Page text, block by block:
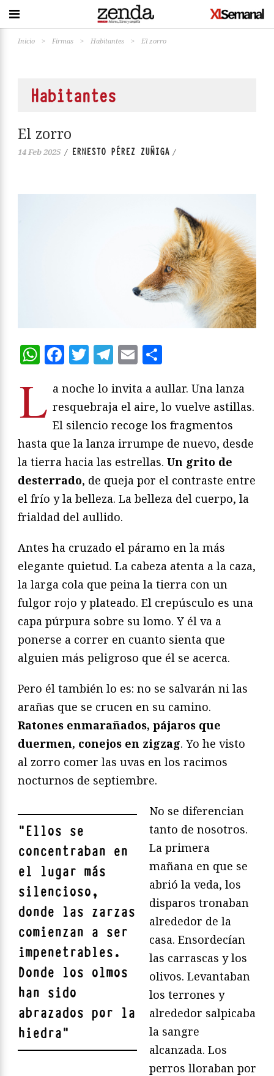
Inicio > Firmas > Habitantes > El zorro
Habitantes
El zorro
14 Feb 2025 / ERNESTO PÉREZ ZUÑIGA /
WhatsApp
Facebook
Twitter
Telegram
Email
L a noche lo invita a aullar. Una lanza
resquebraja el aire, lo vuelve astillas.
El silencio recoge los fragmentos
hasta que la lanza irrumpe de nuevo, desde
la tierra hacia las estrellas. Un grito de
desterrado, de queja por el contraste entre
el frío y la belleza. La belleza del cuerpo, la
frialdad del aullido.
Antes ha cruzado el páramo en la más
elegante quietud. La cabeza atenta a la caza,
la larga cola que peina la tierra con un
fulgor rojo y plateado. El crepúsculo es una
capa púrpura sobre su lomo. Y él va a
ponerse a correr en cuanto sienta que
alguien más peligroso que él se acerca.
Pero él también lo es: no se salvarán ni las
arañas que se crucen en su camino.
Ratones enmarañados, pájaros que
duermen, conejos en zigzag. Yo he visto
al zorro comer las uvas en los racimos
nocturnos de septiembre.
"Ellos se
concentraban en
el lugar más
silencioso,
donde las zarzas
comienzan a ser
impenetrables.
Donde los olmos
han sido
abrazados por la
hiedra"
No se diferencian
tanto de nosotros.
La primera
mañana en que se
abrió la veda, los
disparos tronaban
alrededor de la
casa. Ensordecían
las carrascas y los
olivos. Levantaban
los terrones y
alrededor salpicaba
la sangre
alcanzada. Los
perros lloraban por